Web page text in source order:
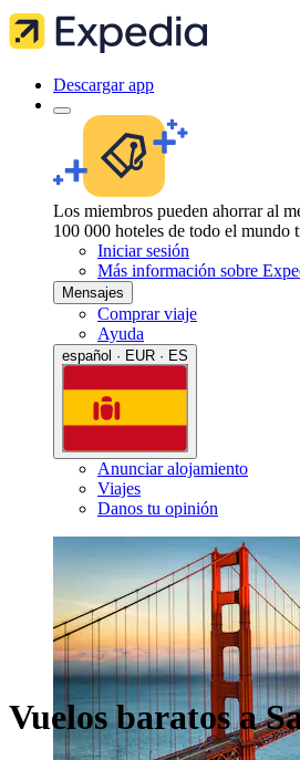
Descargar app
Los miembros pueden ahorrar al
100 000 hoteles de todo el mundo
Iniciar sesión
Más información sobre
Mensajes
Comprar viaje
Ayuda
español · EUR · ES
Anunciar alojamiento
Viajes
Danos tu opinión
Vuelos baratos a